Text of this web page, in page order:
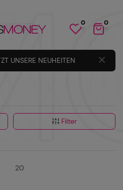
0 0
UNSERE NEUHEITEN
Filter